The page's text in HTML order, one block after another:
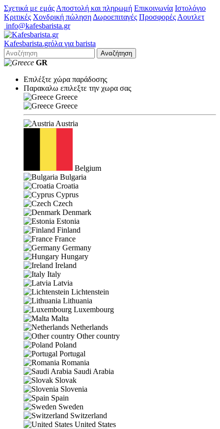
Σχετικά με εμάς Αποστολή και πληρωμή Επικοινωνία Ιστολόγιο
Κριτικές Χονδρική πώληση Δωροεπιταγές Προσφορές Αουτλετ
info@kafesbarista.gr
Kafesbarista.grόλα για barista
Αναζήτηση
GR
Επιλέξτε χώρα παράδοσης
Παρακαλω επιλεξτε την χωρα σας
Greece
Greece
Austria
Belgium
Bulgaria
Croatia
Cyprus
Czech
Denmark
Estonia
Finland
France
Germany
Hungary
Ireland
Italy
Latvia
Lichtenstein
Lithuania
Luxembourg
Malta
Netherlands
Other country
Poland
Portugal
Romania
Saudi Arabia
Slovak
Slovenia
Spain
Sweden
Switzerland
United States